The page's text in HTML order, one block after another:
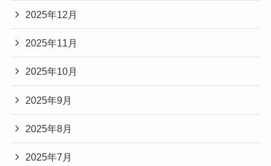
2025年12月
2025年11月
2025年10月
2025年9月
2025年8月
2025年7月